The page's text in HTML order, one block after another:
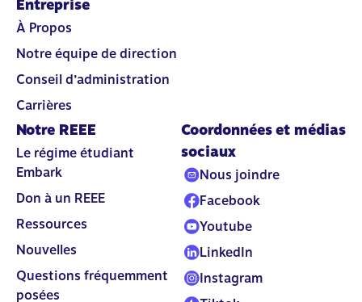
Entreprise
À Propos
Notre équipe de direction
Conseil d’administration
Carrières
Notre REEE
Le régime étudiant
Embark
Don à un REEE
Ressources
Nouvelles
Questions fréquemment
posées
Coordonnées et médias
sociaux
Nous joindre
Facebook
Youtube
LinkedIn
Instagram